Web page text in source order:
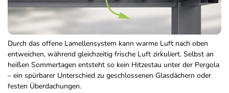
Durch das offene Lamellensystem kann warme Luft nach oben
entweichen, während gleichzeitig frische Luft zirkuliert. Selbst an
heißen Sommertagen entsteht so kein Hitzestau unter der Pergola
– ein spürbarer Unterschied zu geschlossenen Glasdächern oder
festen Überdachungen.